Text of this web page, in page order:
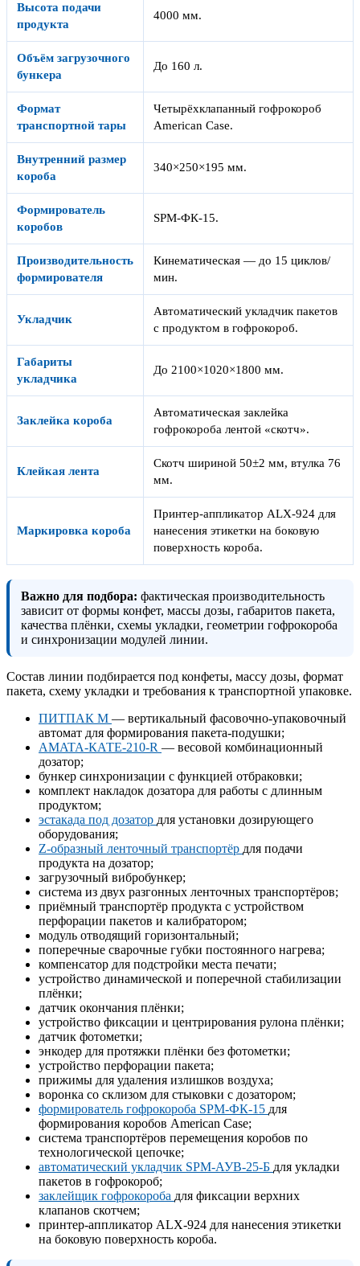
Высота подачи
продукта
4000 мм.
Объём загрузочного
бункера
До 160 л.
Формат
транспортной тары
Четырёхклапанный гофрокороб
American Case.
Внутренний размер
короба
340×250×195 мм.
Формирователь
коробов
SPM-ФК-15.
Производительность
формирователя
Кинематическая — до 15 циклов/
мин.
Укладчик
Автоматический укладчик пакетов
с продуктом в гофрокороб.
Габариты
укладчика
До 2100×1020×1800 мм.
Заклейка короба
Автоматическая заклейка
гофрокороба лентой «скотч».
Клейкая лента
Скотч шириной 50±2 мм, втулка 76
мм.
Маркировка короба
Принтер-аппликатор ALX-924 для
нанесения этикетки на боковую
поверхность короба.
Важно для подбора: фактическая производительность
зависит от формы конфет, массы дозы, габаритов пакета,
качества плёнки, схемы укладки, геометрии гофрокороба
и синхронизации модулей линии.
Состав линии подбирается под конфеты, массу дозы, формат
пакета, схему укладки и требования к транспортной упаковке.
ПИТПАК М — вертикальный фасовочно-упаковочный
автомат для формирования пакета-подушки;
AMATA-КАТЕ-210-R — весовой комбинационный
дозатор;
бункер синхронизации с функцией отбраковки;
комплект накладок дозатора для работы с длинным
продуктом;
эстакада под дозатор для установки дозирующего
оборудования;
Z-образный ленточный транспортёр для подачи
продукта на дозатор;
загрузочный вибробункер;
система из двух разгонных ленточных транспортёров;
приёмный транспортёр продукта с устройством
перфорации пакетов и калибратором;
модуль отводящий горизонтальный;
поперечные сварочные губки постоянного нагрева;
компенсатор для подстройки места печати;
устройство динамической и поперечной стабилизации
плёнки;
датчик окончания плёнки;
устройство фиксации и центрирования рулона плёнки;
датчик фотометки;
энкодер для протяжки плёнки без фотометки;
устройство перфорации пакета;
прижимы для удаления излишков воздуха;
воронка со склизом для стыковки с дозатором;
формирователь гофрокороба SPM-ФК-15 для
формирования коробов American Case;
система транспортёров перемещения коробов по
технологической цепочке;
автоматический укладчик SPM-АУВ-25-Б для укладки
пакетов в гофрокороб;
заклейщик гофрокороба для фиксации верхних
клапанов скотчем;
принтер-аппликатор ALX-924 для нанесения этикетки
на боковую поверхность короба.